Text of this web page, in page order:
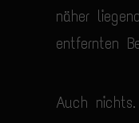
näher
entfernten
Auch nichts.